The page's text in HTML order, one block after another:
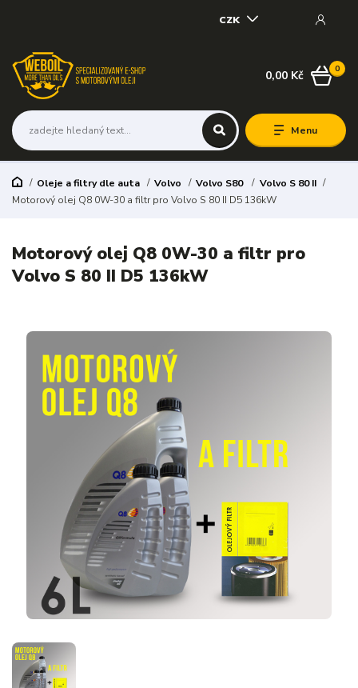
Menu
CZK
0
0,00 Kč
Oleje a filtry dle auta Volvo Volvo S80
Volvo S 80 II
Motorový olej Q8 0W-30 a filtr pro Volvo S 80 II D5 136kW
Motorový olej Q8 0W-30 a filtr pro
Volvo S 80 II D5 136kW